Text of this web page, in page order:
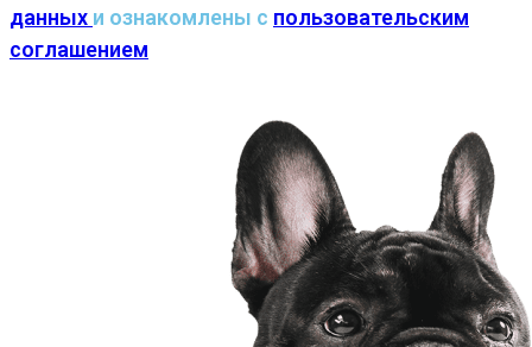
данных и ознакомлены с пользовательским
соглашением